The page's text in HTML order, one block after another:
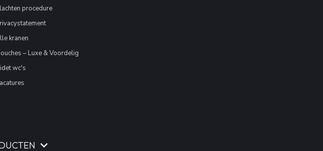
procedure
kranen
– Luxe & Voordelig
wc's